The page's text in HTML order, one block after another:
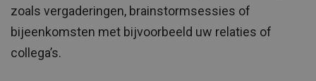
zoals vergaderingen, brainstormsessies of
bijeenkomsten met bijvoorbeeld uw relaties of
collega’s.